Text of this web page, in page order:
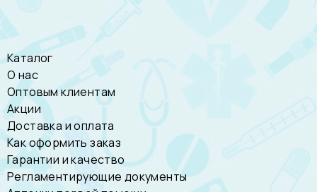
Каталог
О нас
Оптовым клиентам
Акции
Доставка и оплата
Как оформить заказ
Гарантии и качество
Регламентирующие документы